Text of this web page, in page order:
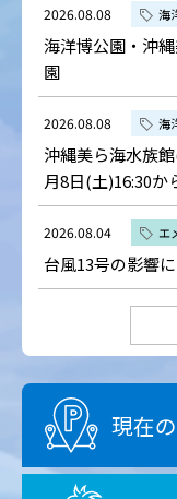
2026.08.08 海
海洋博公園・沖
園
2026.08.08 海
沖縄美ら海水族
月8日(土)16:30か
2026.08.04 エ
台風13号の影響
現在